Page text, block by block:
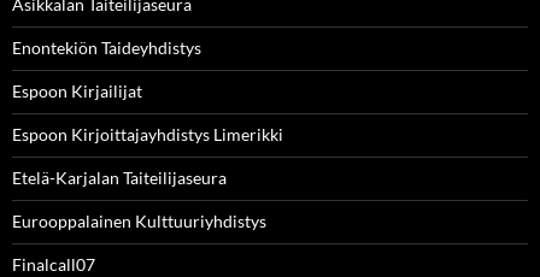
Asikkalan Taiteilijaseura
Enontekiön Taideyhdistys
Espoon Kirjailijat
Espoon Kirjoittajayhdistys Limerikki
Etelä-Karjalan Taiteilijaseura
Eurooppalainen Kulttuuriyhdistys
Finalcall07